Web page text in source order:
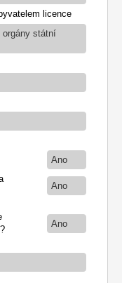
licence
orgány státní
Ano
Ano
Ano